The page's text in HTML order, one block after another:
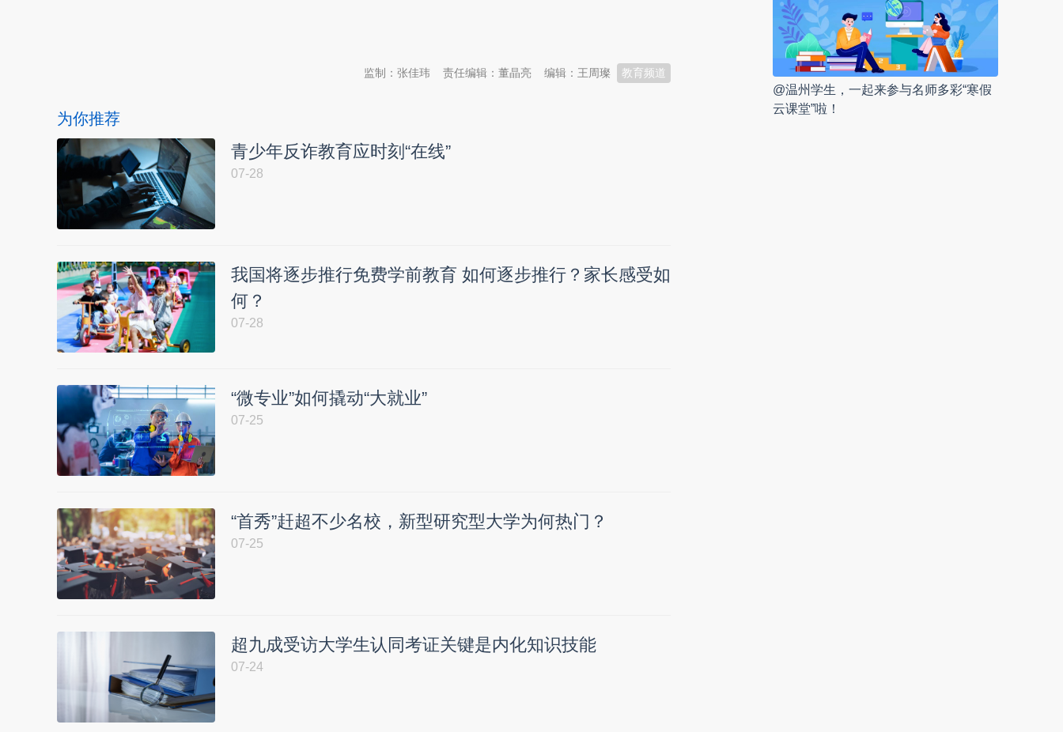
教育频道
编辑：王周璨
责任编辑：董晶亮
监制：张佳玮
为你推荐
青少年反诈教育应时刻“在线”
07-28
我国将逐步推行免费学前教育 如何逐步推行？家长感受如
何？
07-28
“微专业”如何撬动“大就业”
07-25
“首秀”赶超不少名校，新型研究型大学为何热门？
07-25
超九成受访大学生认同考证关键是内化知识技能
07-24
@温州学生，一起来参与名师多彩“寒假
云课堂”啦！